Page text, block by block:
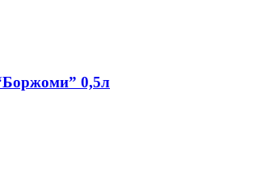
0,5л